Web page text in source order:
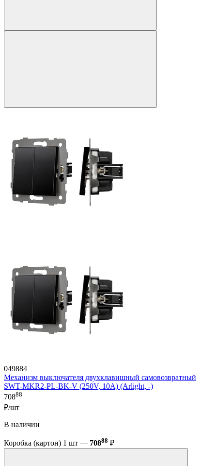
049884
Механизм выключателя двухклавишный самовозвратный
SWT-MKR2-PL-BK-V (250V, 10A) (Arlight, -)
70888
₽/шт
В наличии
Коробка (картон) 1 шт — 70888 ₽